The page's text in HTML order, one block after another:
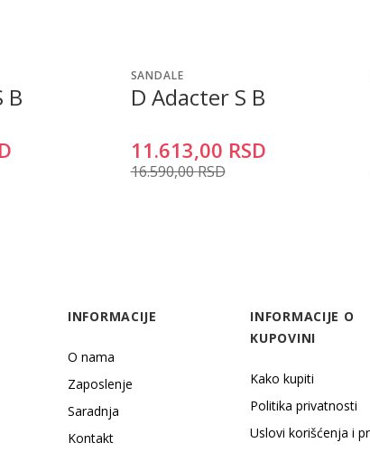
B
SANDALE
D Adacter S B
11.613,00 RSD
16.590,00RSD
INFORMACIJE
O nama
Zaposlenje
Saradnja
Kontakt
INFORMACIJE O
KUPOVINI
Kako kupiti
Politika privatnosti
Uslovi korišćenja i